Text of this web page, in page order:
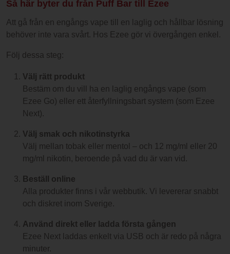
Så här byter du från Puff Bar till Ezee
Att gå från en engångs vape till en laglig och hållbar lösning
behöver inte vara svårt. Hos Ezee gör vi övergången enkel.
Följ dessa steg:
Välj rätt produkt
Bestäm om du vill ha en laglig engångs vape (som
Ezee Go) eller ett återfyllningsbart system (som Ezee
Next).
Välj smak och nikotinstyrka
Välj mellan tobak eller mentol – och 12 mg/ml eller 20
mg/ml nikotin, beroende på vad du är van vid.
Beställ online
Alla produkter finns i vår webbutik. Vi levererar snabbt
och diskret inom Sverige.
Använd direkt eller ladda första gången
Ezee Next laddas enkelt via USB och är redo på några
minuter.